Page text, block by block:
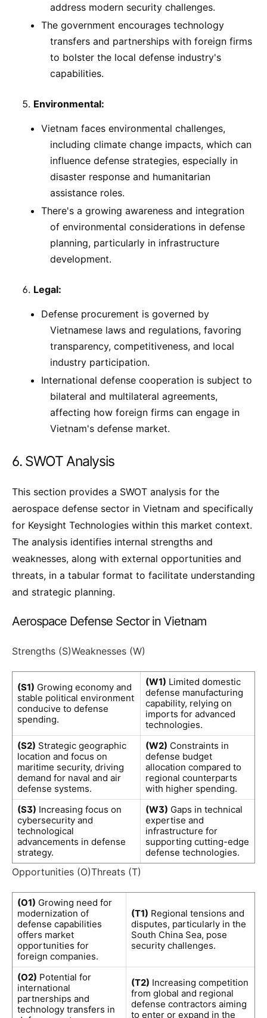
address modern security challenges.
The government encourages technology
transfers and partnerships with foreign firms
to bolster the local defense industry's
capabilities.
Environmental:
Vietnam faces environmental challenges,
including climate change impacts, which can
influence defense strategies, especially in
disaster response and humanitarian
assistance roles.
There's a growing awareness and integration
of environmental considerations in defense
planning, particularly in infrastructure
development.
Legal:
Defense procurement is governed by
Vietnamese laws and regulations, favoring
transparency, competitiveness, and local
industry participation.
International defense cooperation is subject to
bilateral and multilateral agreements,
affecting how foreign firms can engage in
Vietnam's defense market.
6. SWOT Analysis
This section provides a SWOT analysis for the
aerospace defense sector in Vietnam and specifically
for Keysight Technologies within this market context.
The analysis identifies internal strengths and
weaknesses, along with external opportunities and
threats, in a tabular format to facilitate understanding
and strategic planning.
Aerospace Defense Sector in Vietnam
Strengths (S)Weaknesses (W)
(S1) Growing economy and
stable political environment
conducive to defense
spending.
(W1) Limited domestic
defense manufacturing
capability, relying on
imports for advanced
technologies.
(S2) Strategic geographic
location and focus on
maritime security, driving
demand for naval and air
defense systems.
(W2) Constraints in
defense budget
allocation compared to
regional counterparts
with higher spending.
(S3) Increasing focus on
cybersecurity and
technological
advancements in defense
strategy.
(W3) Gaps in technical
expertise and
infrastructure for
supporting cutting-edge
defense technologies.
Opportunities (O)Threats (T)
(O1) Growing need for
modernization of
defense capabilities
offers market
opportunities for
foreign companies.
(T1) Regional tensions and
disputes, particularly in the
South China Sea, pose
security challenges.
(O2) Potential for
international
partnerships and
technology transfers in
(T2) Increasing competition
from global and regional
defense contractors aiming
to enter or expand in the